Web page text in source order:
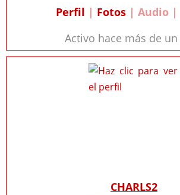
Perfil | Fotos| Audio |
Activo hace más de
CHARLS2